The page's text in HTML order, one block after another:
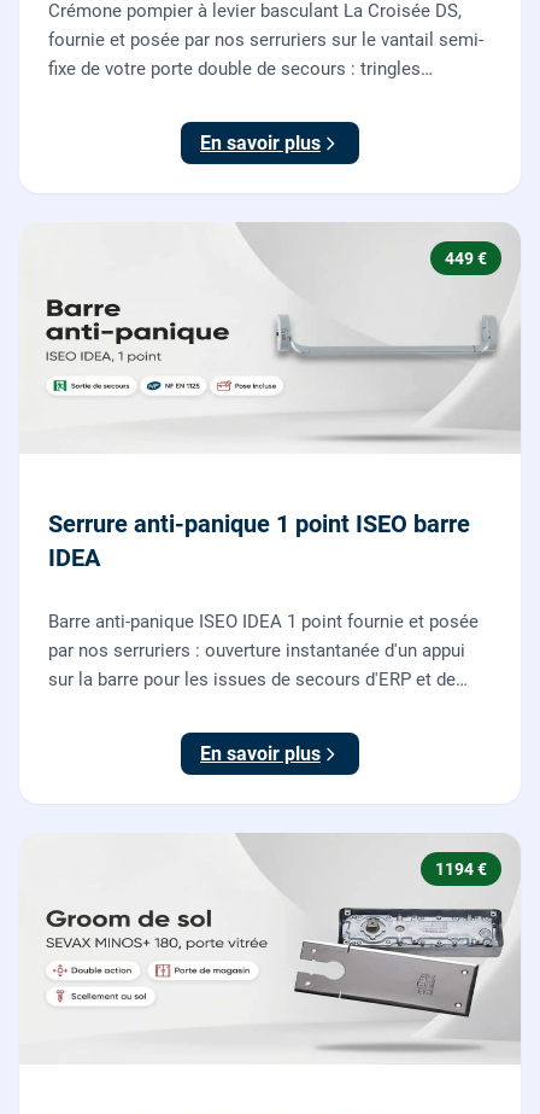
Crémone pompier à levier basculant La Croisée DS,
fournie et posée par nos serruriers sur le vantail semi-
fixe de votre porte double de secours : tringles
En savoir plus
449 €
Serrure anti-panique 1 point ISEO barre
IDEA
Barre anti-panique ISEO IDEA 1 point fournie et posée
par nos serruriers : ouverture instantanée d'un appui
sur la barre pour les issues de secours d'ERP et de
En savoir plus
1194 €